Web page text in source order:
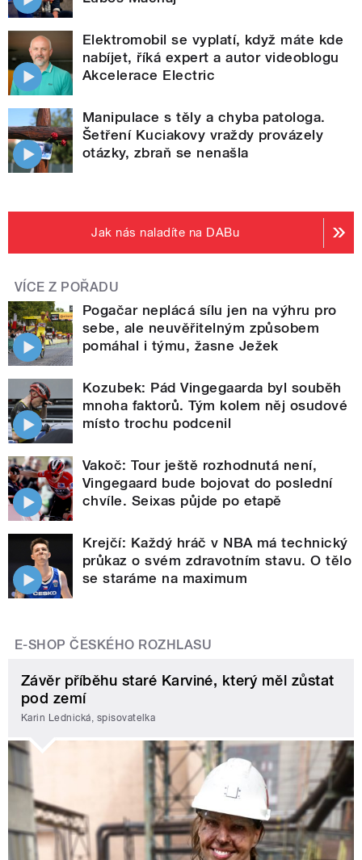
Elektromobil se vyplatí, když máte kde
nabíjet, říká expert a autor videoblogu
Akcelerace Electric
Manipulace s těly a chyba patologa.
Šetření Kuciakovy vraždy provázely
otázky, zbraň se nenašla
Jak nás naladíte na DABu
VÍCE Z POŘADU
Pogačar neplácá sílu jen na výhru pro
sebe, ale neuvěřitelným způsobem
pomáhal i týmu, žasne Ježek
Kozubek: Pád Vingegaarda byl souběh
mnoha faktorů. Tým kolem něj osudové
místo trochu podcenil
Vakoč: Tour ještě rozhodnutá není,
Vingegaard bude bojovat do poslední
chvíle. Seixas půjde po etapě
Krejčí: Každý hráč v NBA má technický
průkaz o svém zdravotním stavu. O tělo
se staráme na maximum
E-SHOP ČESKÉHO ROZHLASU
Závěr příběhu staré Karviné, který měl zůstat
pod zemí
Karin Lednická, spisovatelka